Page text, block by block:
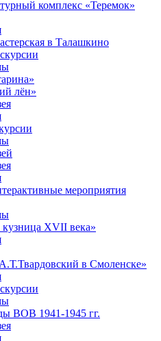
комплекс «Теремок»
в Талашкино
лён»
мероприятия
XVII века»
в Смоленске»
ВОВ 1941-1945 гг.